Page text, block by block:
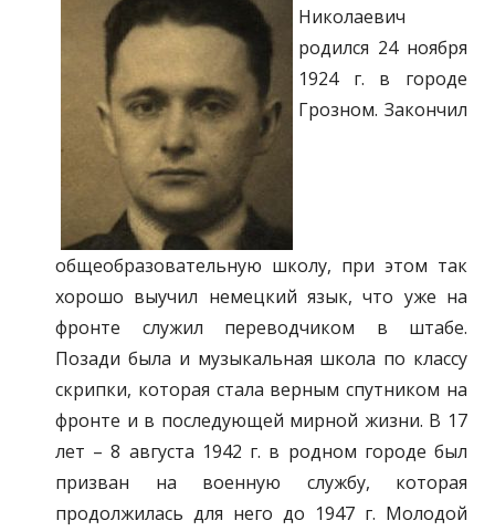
Николаевич
родился 24 ноября
1924 г. в городе
Грозном. Закончил
общеобразовательную школу, при этом так
хорошо выучил немецкий язык, что уже на
фронте служил переводчиком в штабе.
Позади была и музыкальная школа по классу
скрипки, которая стала верным спутником на
фронте и в последующей мирной жизни. В 17
лет – 8 августа 1942 г. в родном городе был
призван на военную службу, которая
продолжилась для него до 1947 г. Молодой